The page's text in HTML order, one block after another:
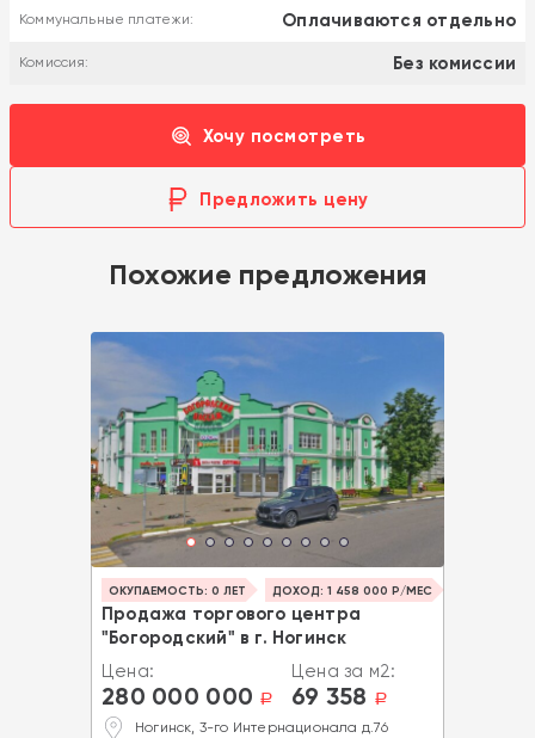
Коммунальные платежи: Оплачиваются отдельно
Комиссия: Без комиссии
Хочу посмотреть
Предложить цену
Похожие предложения
ОКУПАЕМОСТЬ: 0 ЛЕТ ДОХОД: 1 458 000 Р/МЕС
Продажа торгового центра
"Богородский" в г. Ногинск
Цена:
280 000 000 a
Цена за м2:
69 358 a
Ногинск, 3-го Интернационала д.76